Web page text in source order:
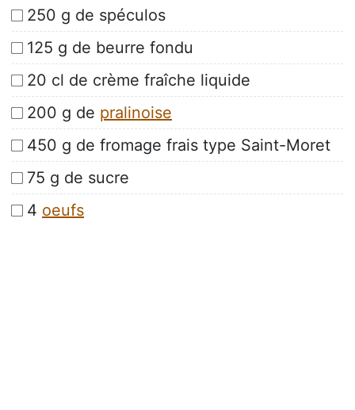
250 g de spéculos
125 g de beurre fondu
20 cl de crème fraîche liquide
200 g de pralinoise
450 g de fromage frais type Saint-Moret
75 g de sucre
4 oeufs